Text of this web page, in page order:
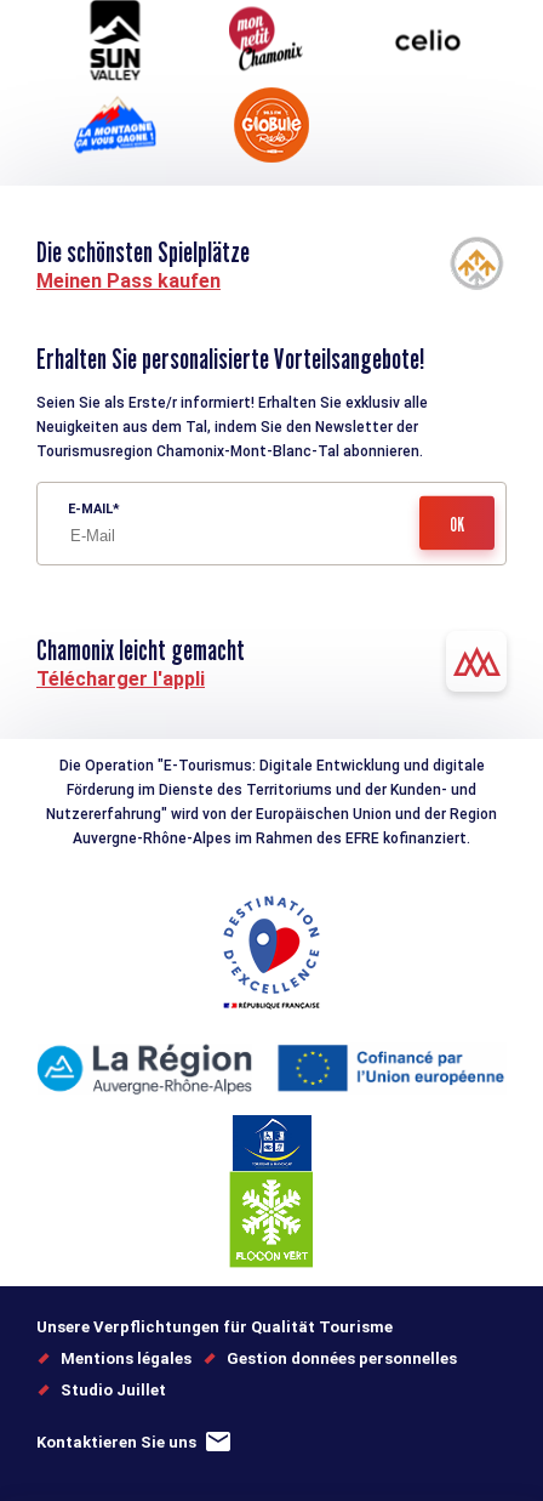
Tourismus & Behinderung
Die schönsten Spielplätze
Meinen Pass kaufen
Erhalten Sie personalisierte Vorteilsangebote!
Seien Sie als Erste/r informiert! Erhalten Sie exklusiv alle
Neuigkeiten aus dem Tal, indem Sie den Newsletter der
Tourismusregion Chamonix-Mont-Blanc-Tal abonnieren.
E-MAIL
Chamonix leicht gemacht
Télécharger l'appli
Die Operation "E-Tourismus: Digitale Entwicklung und digitale
Förderung im Dienste des Territoriums und der Kunden- und
Nutzererfahrung" wird von der Europäischen Union und der Region
Auvergne-Rhône-Alpes im Rahmen des EFRE kofinanziert.
Unsere Verpflichtungen für Qualität Tourisme
Mentions légales
Gestion données personnelles
Studio Juillet
Kontaktieren Sie uns